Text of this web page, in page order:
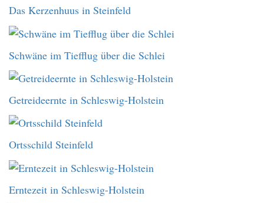
Das Kerzenhuus in Steinfeld
Schwäne im Tiefflug über die Schlei
Getreideernte in Schleswig-Holstein
Ortsschild Steinfeld
Erntezeit in Schleswig-Holstein